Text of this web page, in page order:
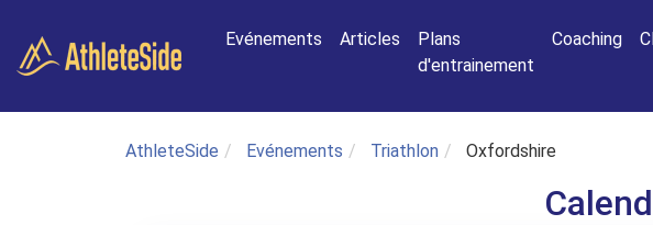
Evénements
Articles
Plans
d'entrainement
Coaching
AthleteSide Evénements Triathlon Oxfordshire